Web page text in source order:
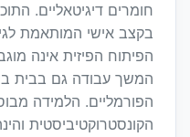
חומרים דיגיטאליים.
בקצב אישי המותאמת
הפיתוח הפיזית אינה
המשך עבודה גם בבית
הפורמליים. הלמידה